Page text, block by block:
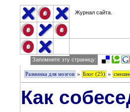
Журнал сайта.
Запомните эту страницу:
Разминка для мозгов » Блог (25) »
Как